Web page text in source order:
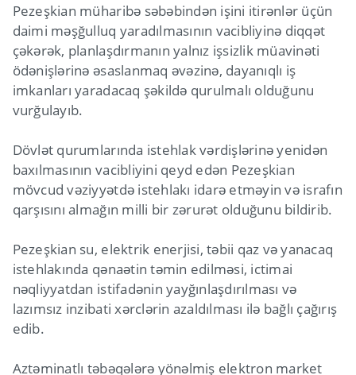
Pezeşkian müharibə səbəbindən işini itirənlər üçün
daimi məşğulluq yaradılmasının vacibliyinə diqqət
çəkərək, planlaşdırmanın yalnız işsizlik müavinəti
ödənişlərinə əsaslanmaq əvəzinə, dayanıqlı iş
imkanları yaradacaq şəkildə qurulmalı olduğunu
vurğulayıb.
Dövlət qurumlarında istehlak vərdişlərinə yenidən
baxılmasının vacibliyini qeyd edən Pezeşkian
mövcud vəziyyətdə istehlakı idarə etməyin və israfın
qarşısını almağın milli bir zərurət olduğunu bildirib.
Pezeşkian su, elektrik enerjisi, təbii qaz və yanacaq
istehlakında qənaətin təmin edilməsi, ictimai
nəqliyyatdan istifadənin yayğınlaşdırılması və
lazımsız inzibati xərclərin azaldılması ilə bağlı çağırış
edib.
Aztəminatlı təbəqələrə yönəlmiş elektron market